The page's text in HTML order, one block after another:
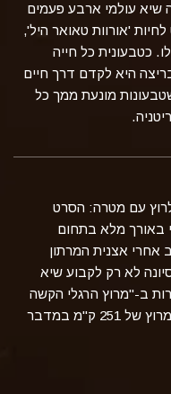
שיא עולמי ארבע פעמים
'אורוות טאואר היל',
מ-450 חיות שניצלו. כטבעונית כל חייה
היא לקדם דרך חיים
מונעת ממך כל
עם מטרה: הסרט
באורך מלא בתחום
אחרי אצנית המרתון
לא רק לקבוע שיא
ב-"מרוץ הרגלי הקשה
ביותר בכדור הארץ", מרתון דה סבלה, מרוץ של 251 ק"מ במדבר